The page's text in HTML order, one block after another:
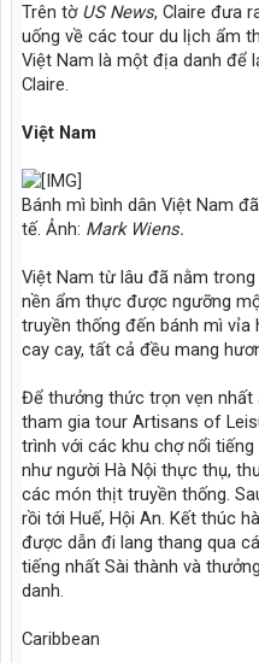
Trên tờ US News, Claire đưa
uống về các tour du lịch ẩm
Việt Nam là một địa danh để
Claire.
Việt Nam
Bánh mì bình dân Việt Nam
tế. Ảnh: Mark Wiens.
Việt Nam từ lâu đã nằm
nền ẩm thực được ngưỡng
truyền thống đến bánh mì
cay cay, tất cả đều mang
Để thưởng thức trọn vẹn nhất
tham gia tour Artisans of
trình với các khu chợ nổi
như người Hà Nội thực thụ,
các món thịt truyền thống.
rồi tới Huế, Hội An. Kết thúc
được dẫn đi lang thang qua
tiếng nhất Sài thành và
danh.
Caribbean